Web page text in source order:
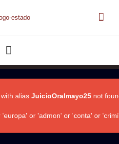
alias JuicioOralmayo25 not
or 'admon' or 'conta' or